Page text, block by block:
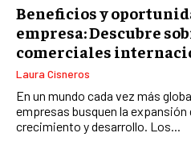
Beneficios y
empresa: Descubre
comerciales
Laura Cisneros
En un mundo cada vez más
empresas busquen la
crecimiento y desarrollo. Los...